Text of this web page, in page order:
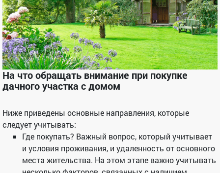
На что обращать внимание при покупке
дачного участка с домом
Ниже приведены основные направления, которые
следует учитывать:
Где покупать? Важный вопрос, который учитывает
и условия проживания, и удаленность от основного
места жительства. На этом этапе важно учитывать